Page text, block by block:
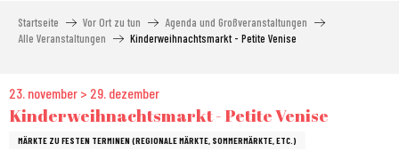
Startseite Vor Ort zu tun
Agenda und Großveranstaltungen
Alle Veranstaltungen
Kinderweihnachtsmarkt - Petite Venise
23. november > 29. dezember
Kinderweihnachtsmarkt - Petite Venise
MÄRKTE ZU FESTEN TERMINEN (REGIONALE MÄRKTE, SOMMERMÄRKTE, ETC.)